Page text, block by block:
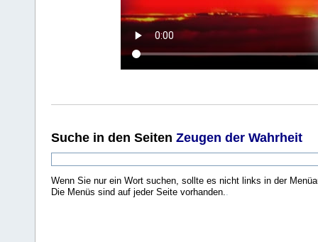
Suche in den Seiten Zeugen der Wahrheit
Wenn Sie nur ein Wort suchen, sollte es nicht links in der
Die Menüs sind auf jeder Seite vorhanden.